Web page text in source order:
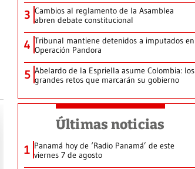
3 Cambios al reglamento de la Asamblea
abren debate constitucional
4 Tribunal mantiene detenidos a imputados en
Operación Pandora
5 Abelardo de la Espriella asume Colombia: los
grandes retos que marcarán su gobierno
Últimas noticias
1 Panamá hoy de ‘Radio Panamá’ de este
viernes 7 de agosto